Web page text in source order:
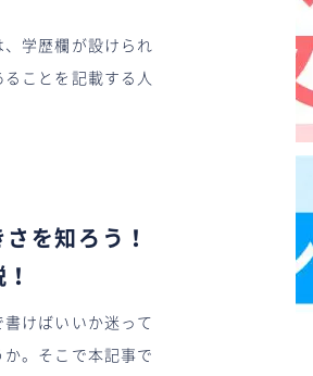
学歴欄が設けられ
ことを記載する人
を知ろう！
けばいいか迷って
。そこで本記事で